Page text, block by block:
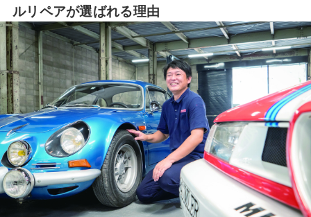
探
し
で
す
か？
ルリペアが選ばれる理由